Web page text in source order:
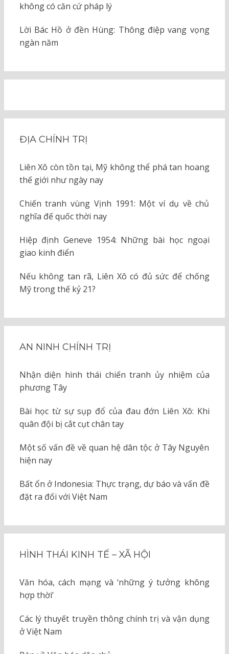
không có căn cứ pháp lý
Lời Bác Hồ ở đền Hùng: Thông điệp vang vọng
ngàn năm
ĐỊA CHÍNH TRỊ
Liên Xô còn tồn tại, Mỹ không thể phá tan hoang
thế giới như ngày nay
Chiến tranh vùng Vịnh 1991: Một ví dụ về chủ
nghĩa đế quốc thời nay
Hiệp định Geneve 1954: Những bài học ngoại
giao kinh điển
Nếu không tan rã, Liên Xô có đủ sức để chống
Mỹ trong thế kỷ 21?
AN NINH CHÍNH TRỊ
Nhận diện hình thái chiến tranh ủy nhiệm của
phương Tây
Bài học từ sự sụp đổ của đau đớn Liên Xô: Khi
quân đội bị cắt cụt chân tay
Một số vấn đề về quan hệ dân tộc ở Tây Nguyên
hiện nay
Bất ổn ở Indonesia: Thực trạng, dự báo và vấn đề
đặt ra đối với Việt Nam
HÌNH THÁI KINH TẾ – XÃ HỘI
Văn hóa, cách mạng và ‘những ý tưởng không
hợp thời’
Các lý thuyết truyền thông chính trị và vận dụng
ở Việt Nam